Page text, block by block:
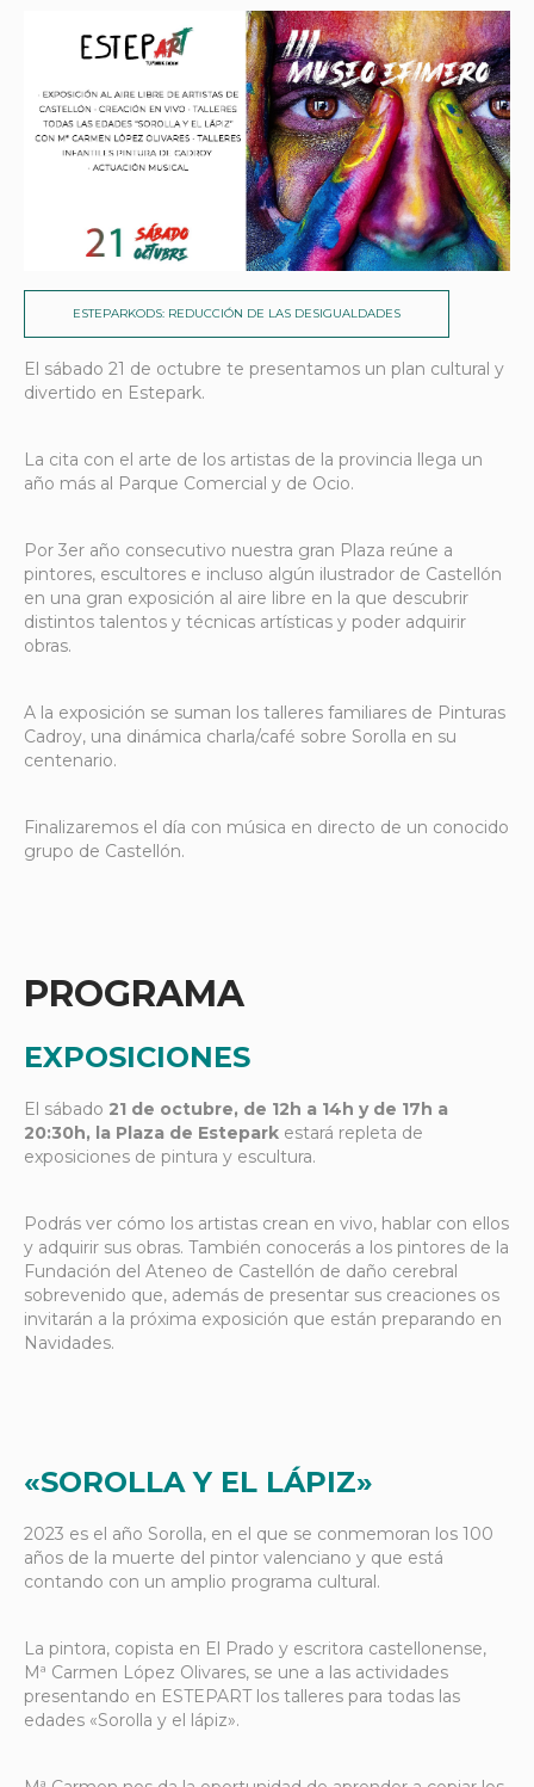
ESTEPARKODS: REDUCCIÓN DE LAS DESIGUALDADES
El sábado 21 de octubre te presentamos un plan cultural y
divertido en Estepark.
La cita con el arte de los artistas de la provincia llega un
año más al Parque Comercial y de Ocio.
Por 3er año consecutivo nuestra gran Plaza reúne a
pintores, escultores e incluso algún ilustrador de Castellón
en una gran exposición al aire libre en la que descubrir
distintos talentos y técnicas artísticas y poder adquirir
obras.
A la exposición se suman los talleres familiares de Pinturas
Cadroy, una dinámica charla/café sobre Sorolla en su
centenario.
Finalizaremos el día con música en directo de un conocido
grupo de Castellón.
PROGRAMA
EXPOSICIONES
El sábado 21 de octubre, de 12h a 14h y de 17h a
20:30h, la Plaza de Estepark estará repleta de
exposiciones de pintura y escultura.
Podrás ver cómo los artistas crean en vivo, hablar con ellos
y adquirir sus obras. También conocerás a los pintores de la
Fundación del Ateneo de Castellón de daño cerebral
sobrevenido que, además de presentar sus creaciones os
invitarán a la próxima exposición que están preparando en
Navidades.
«SOROLLA Y EL LÁPIZ»
2023 es el año Sorolla, en el que se conmemoran los 100
años de la muerte del pintor valenciano y que está
contando con un amplio programa cultural.
La pintora, copista en El Prado y escritora castellonense,
Mª Carmen López Olivares, se une a las actividades
presentando en ESTEPART los talleres para todas las
edades «Sorolla y el lápiz».